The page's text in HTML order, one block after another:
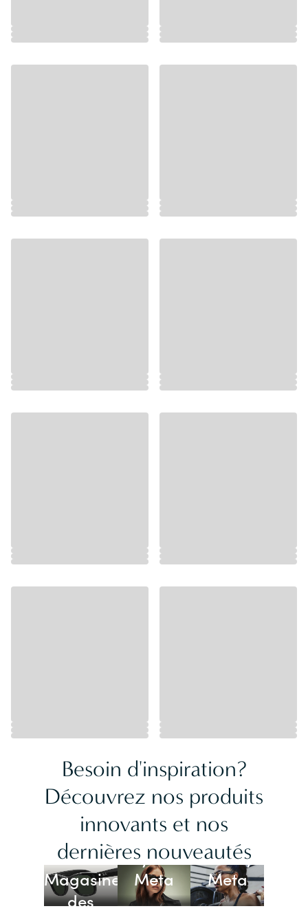
Besoin d'inspiration?
Découvrez nos produits
innovants et nos
dernières nouveautés
Magasiner
des
Ray-Ban
Meta
Lunettes
Oakley
Meta